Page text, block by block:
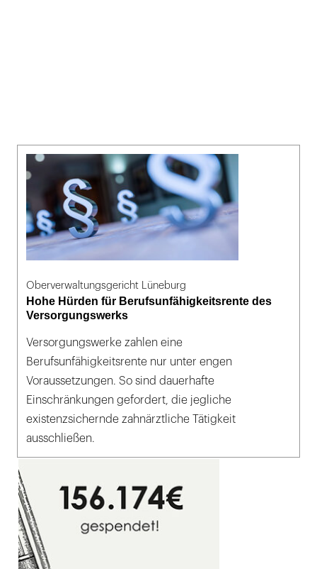
Oberverwaltungsgericht Lüneburg
Hohe Hürden für Berufsunfähigkeitsrente des
Versorgungswerks
Versorgungswerke zahlen eine
Berufsunfähigkeitsrente nur unter engen
Voraussetzungen. So sind dauerhafte
Einschränkungen gefordert, die jegliche
existenzsichernde zahnärztliche Tätigkeit
ausschließen.